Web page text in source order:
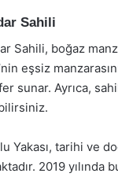
Sahili
Sahili, boğaz
eşsiz
sunar. Ayrıca,
Yakası, tarihi ve
2019